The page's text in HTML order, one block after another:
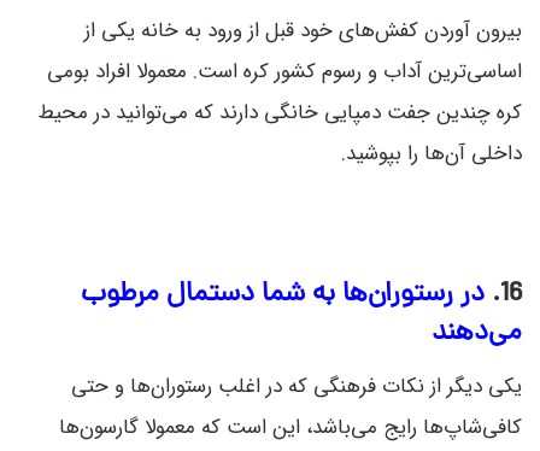
بیرون آوردن کفش‌های خود قبل از ورود به خانه یکی از
اساسی‌ترین آداب و رسوم کشور کره است. معمولا افراد بومی
کره چندین جفت دمپایی خانگی دارند که می‌توانید در محیط
داخلی آن‌ها را بپوشید.
16. در رستوران‌ها به شما دستمال مرطوب
می‌دهند
یکی دیگر از نکات فرهنگی که در اغلب رستوران‌ها و حتی
کافی‌شاپ‌ها رایج می‌باشد، این است که معمولا گارسون‌ها